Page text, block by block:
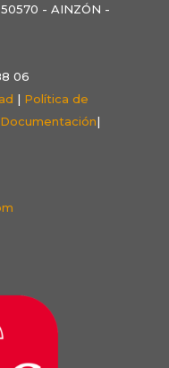
- AINZÓN -
06
| Política de
Documentación|